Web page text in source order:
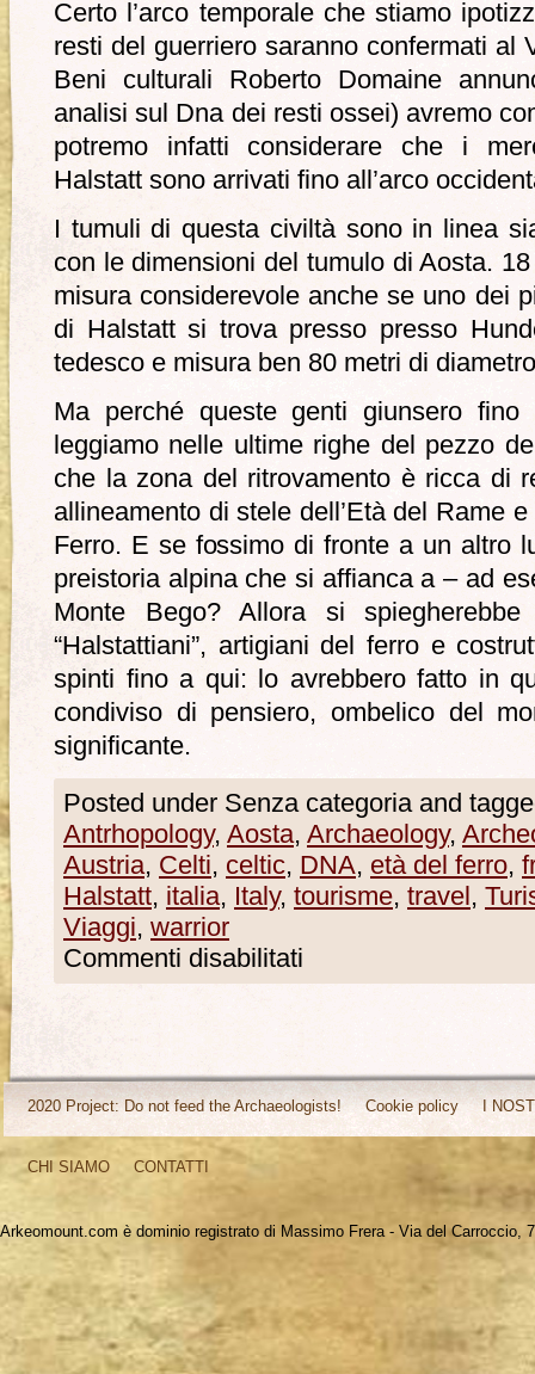
Certo l’arco temporale che stiamo
resti del guerriero saranno confermati al
Beni culturali Roberto Domaine
analisi sul Dna dei resti ossei) avremo
potremo infatti considerare che i
Halstatt sono arrivati fino all’arco
I tumuli di questa civiltà sono in linea
con le dimensioni del tumulo di Aosta.
misura considerevole anche se uno dei
di Halstatt si trova presso presso
tedesco e misura ben 80 metri di
Ma perché queste genti giunsero
leggiamo nelle ultime righe del pezzo
che la zona del ritrovamento è ricca di
allineamento di stele dell’Età del Rame
Ferro. E se fossimo di fronte a un altro
preistoria alpina che si affianca a – ad
Monte Bego? Allora si
“Halstattiani”, artigiani del ferro e
spinti fino a qui: lo avrebbero fatto in
condiviso di pensiero, ombelico del
significante.
Posted under Senza categoria and
Antrhopology, Aosta, Archaeology,
Austria, Celti, celtic, DNA, età del ferro,
Halstatt, italia, Italy, tourisme, travel ,
Viaggi, warrior
Commenti disabilitati
2020 Project: Do not feed the Archaeologists! Cookie policy I
CHI SIAMO CONTATTI
Arkeomount.com è dominio registrato di Massimo Frera - Via del